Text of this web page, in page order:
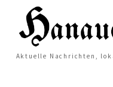
Aktuelle Nachrichten,